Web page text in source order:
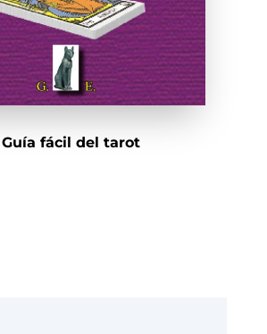
Guía fácil del tarot